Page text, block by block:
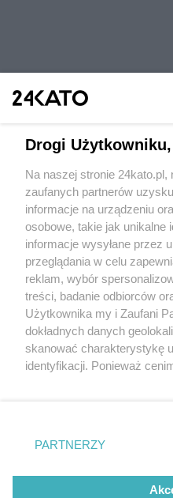
Wydawca mediów lokalnych
Nie zapomnij
zapoznać się z:
polityką prywatności
Twojemiasto
Piekary Śląskie
Chorzów
Tarnowskie Góry
Gliwice
Drogi Użytkowniku,
Na naszej stronie
zaufanych partnerów
informacje na urządzeniu
osobowe, takie jak unikalne
informacje wysyłane przez
przeglądania w celu
reklam, wybór
treści, badanie odbiorców
Użytkownika my i Zaufani
dokładnych danych
skanować charakterystykę
identyfikacji. Ponieważ
prywatności znajdujący się
. Niektóre rodzaje
zgody użytkownika, ale
takiemu przetwarzaniu.
PARTNERZY